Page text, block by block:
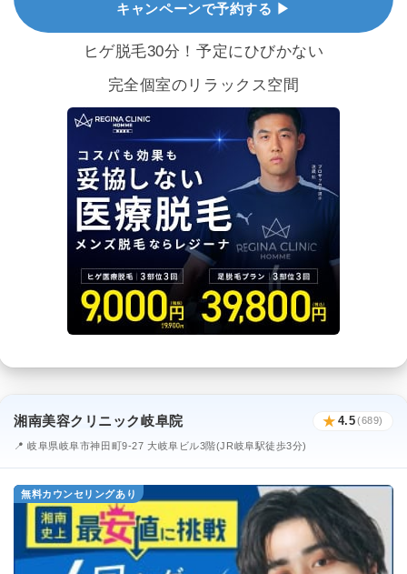
キャンペーンで予約する ▶
ヒゲ脱毛30分！予定にひびかない
完全個室のリラックス空間
湘南美容クリニック岐阜院 ★ 4.5(689)
📍 岐阜県岐阜市神田町9-27 大岐阜ビル3階(JR岐阜駅徒歩3分)
無料カウンセリングあり